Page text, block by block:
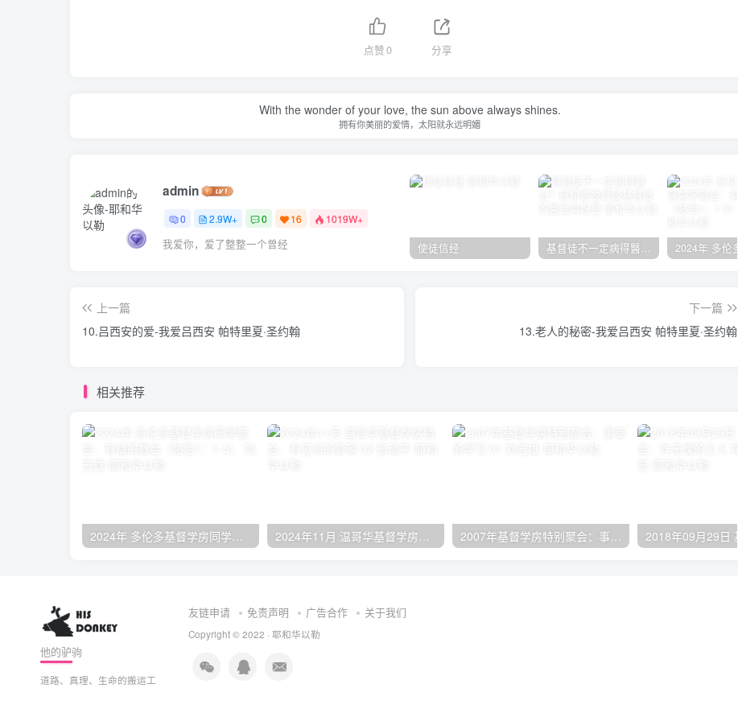
点赞0 分享
With the wonder of your love, the sun above always shines.
拥有你美丽的爱情，太阳就永远明媚
admin
0 2.9W+ 0 16 1019W+
我爱你，爱了整整一个曾经 使徒信经
上一篇
10.吕西安的爱-我爱吕西安 帕特里夏·圣约翰
下一篇
13.老人的秘密-我爱吕西安 帕特里夏·圣约翰
相关推荐
他的驴驹
道路、真理、生命的搬运工
友链申请 免责声明 广告合作 关于我们
Copyright © 2022 · 耶和华以勒